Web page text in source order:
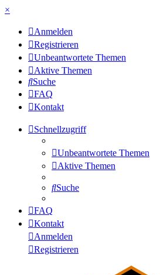
×
Anmelden
Registrieren
Unbeantwortete Themen
Aktive Themen
Suche
FAQ
Kontakt
Schnellzugriff
Unbeantwortete Themen
Aktive Themen
Suche
FAQ
Kontakt
Anmelden
Registrieren